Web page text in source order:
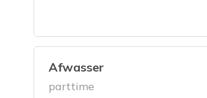
Afwasser
parttime